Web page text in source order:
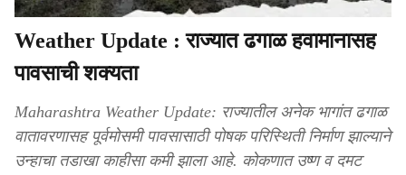
Weather Update : राज्यात ढगाळ हवामानासह
पावसाची शक्यता
Maharashtra Weather Update: राज्यातील अनेक भागांत ढगाळ
वातावरणासह पूर्वमोसमी पावसासाठी पोषक परिस्थिती निर्माण झाल्याने
उन्हाचा तडाखा काहीसा कमी झाला आहे. कोकणात उष्ण व दमट